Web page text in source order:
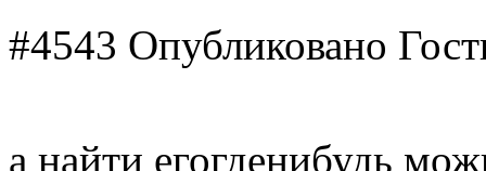
#4543 Опубликовано
а найти егогденибудь